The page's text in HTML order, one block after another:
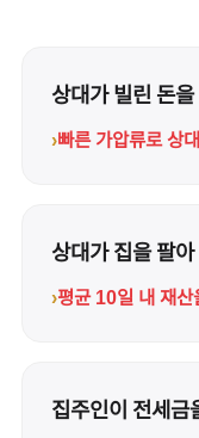
상대가 빌린 돈
›빠른 가압류로 상
상대가 집을 팔
›평균 10일 내 재
집주인이 전세금